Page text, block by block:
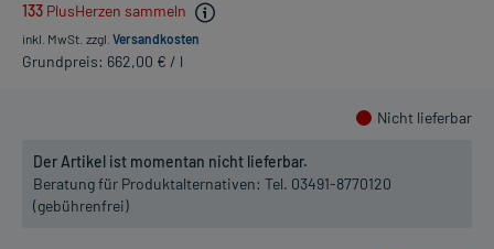
133 PlusHerzen sammeln
inkl. MwSt. zzgl. Versandkosten
Grundpreis: 662,00 € / l
Nicht lieferbar
Der Artikel ist momentan nicht lieferbar.
Beratung für Produktalternativen: Tel. 03491-8770120
(gebührenfrei)